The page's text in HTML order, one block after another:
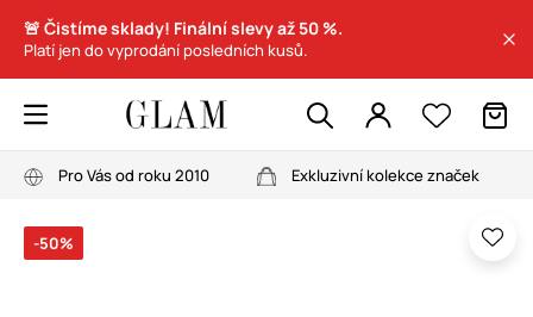
🚨 Čistíme sklady! Finální slevy až 50 %.
Platí jen do vyprodání posledních kusů.
Pro Vás od roku 2010 Exkluzivní kolekce značek
-50%